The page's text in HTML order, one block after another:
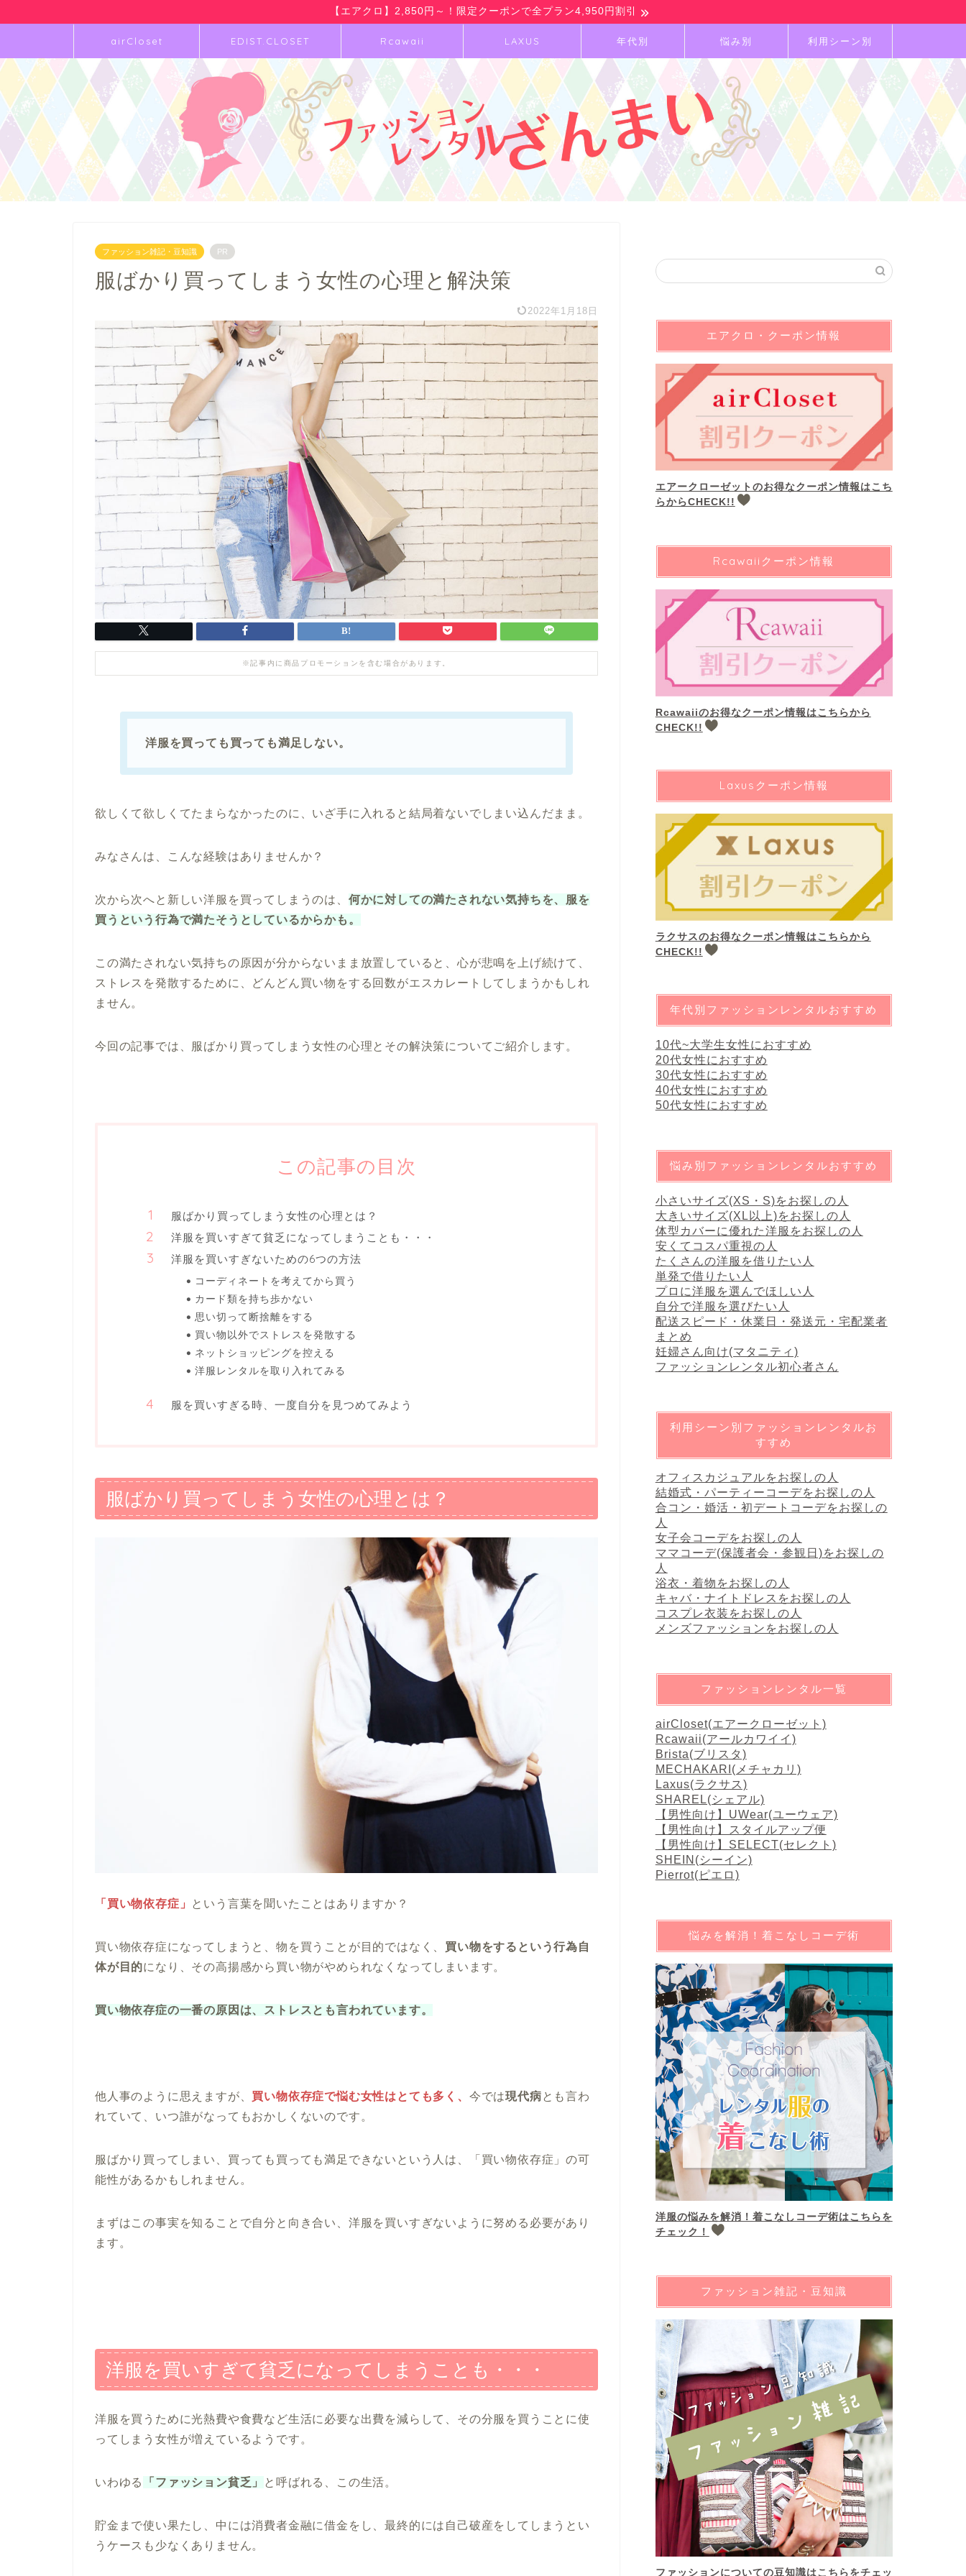
【エアクロ】2,850円～！限定クーポンで全プラン4,950円割引
airCloset EDIST.CLOSET Rcawaii LAXUS 年代別 悩み別 利用シーン別
ファッション雑記・豆知識 PR
服ばかり買ってしまう女性の心理と解決策
2022年1月18日
※記事内に商品プロモーションを含む場合があります。
洋服を買っても買っても満足しない。
欲しくて欲しくてたまらなかったのに、いざ手に入れると結局着ないでしまい込んだまま。
みなさんは、こんな経験はありませんか？
次から次へと新しい洋服を買ってしまうのは、 何かに対しての満たされない気持ちを、服を
買うという行為で満たそうとしているからかも。
この満たされない気持ちの原因が分からないまま放置していると、心が悲鳴を上げ続けて、
ストレスを発散するために、どんどん買い物をする回数がエスカレートしてしまうかもしれ
ません。
今回の記事では、服ばかり買ってしまう女性の心理とその解決策についてご紹介します。
この記事の目次
服ばかり買ってしまう女性の心理とは？
洋服を買いすぎて貧乏になってしまうことも・・・
洋服を買いすぎないための6つの方法
コーディネートを考えてから買う
カード類を持ち歩かない
思い切って断捨離をする
買い物以外でストレスを発散する
ネットショッピングを控える
洋服レンタルを取り入れてみる
服を買いすぎる時、一度自分を見つめてみよう
服ばかり買ってしまう女性の心理とは？
「買い物依存症」 という言葉を聞いたことはありますか？
買い物依存症になってしまうと、物を買うことが目的ではなく、 買い物をするという行為自
体が目的になり、その高揚感から買い物がやめられなくなってしまいます。
買い物依存症の一番の原因は、ストレスとも言われています。
他人事のように思えますが、 買い物依存症で悩む女性はとても多く、 今では現代病とも言わ
れていて、いつ誰がなってもおかしくないのです。
服ばかり買ってしまい、買っても買っても満足できないという人は、「買い物依存症」の可
能性があるかもしれません。
まずはこの事実を知ることで自分と向き合い、洋服を買いすぎないように努める必要があり
ます。
洋服を買いすぎて貧乏になってしまうことも・・・
洋服を買うために光熱費や食費など生活に必要な出費を減らして、その分服を買うことに使
ってしまう女性が増えているようです。
いわゆる 「ファッション貧乏」 と呼ばれる、この生活。
貯金まで使い果たし、中には消費者金融に借金をし、最終的には自己破産をしてしまうとい
うケースも少なくありません。
エアクロ・クーポン情報
エアークローゼットのお得なクーポン情報はこち
らからCHECK!!
Rcawaiiクーポン情報
Rcawaiiのお得なクーポン情報はこちらから
CHECK!!
Laxusクーポン情報
ラクサスのお得なクーポン情報はこちらから
CHECK!!
年代別ファッションレンタルおすすめ
10代~大学生女性におすすめ
20代女性におすすめ
30代女性におすすめ
40代女性におすすめ
50代女性におすすめ
悩み別ファッションレンタルおすすめ
小さいサイズ(XS・S)をお探しの人
大きいサイズ(XL以上)をお探しの人
体型カバーに優れた洋服をお探しの人
安くてコスパ重視の人
たくさんの洋服を借りたい人
単発で借りたい人
プロに洋服を選んでほしい人
自分で洋服を選びたい人
配送スピード・休業日・発送元・宅配業者
まとめ
妊婦さん向け(マタニティ)
ファッションレンタル初心者さん
利用シーン別ファッションレンタルお
すすめ
オフィスカジュアルをお探しの人
結婚式・パーティーコーデをお探しの人
合コン・婚活・初デートコーデをお探しの
人
女子会コーデをお探しの人
ママコーデ(保護者会・参観日)をお探しの
人
浴衣・着物をお探しの人
キャバ・ナイトドレスをお探しの人
コスプレ衣装をお探しの人
メンズファッションをお探しの人
ファッションレンタル一覧
airCloset(エアークローゼット)
Rcawaii(アールカワイイ)
Brista(ブリスタ)
MECHAKARI(メチャカリ)
Laxus(ラクサス)
SHAREL(シェアル)
【男性向け】UWear(ユーウェア)
【男性向け】スタイルアップ便
【男性向け】SELECT(セレクト)
SHEIN(シーイン)
Pierrot(ピエロ)
悩みを解消！着こなしコーデ術
洋服の悩みを解消！着こなしコーデ術はこちらを
チェック！
ファッション雑記・豆知識
ファッションについての豆知識はこちらをチェッ